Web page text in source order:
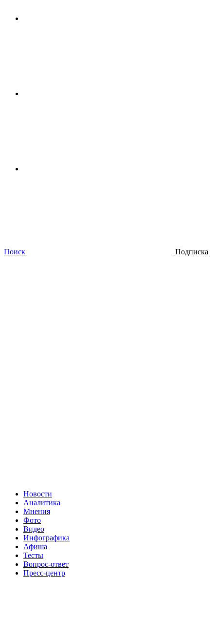
Поиск Подписка
Новости
Аналитика
Мнения
Фото
Видео
Инфографика
Афиша
Тесты
Вопрос-ответ
Пресс-центр